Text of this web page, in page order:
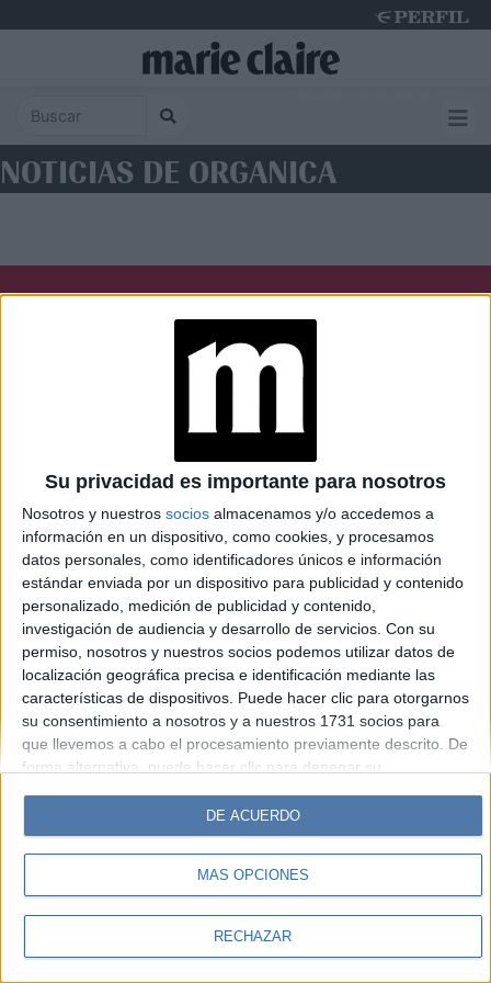
Su privacidad es importante para nosotros
Nosotros y nuestros socios almacenamos y/o accedemos a
información en un dispositivo, como cookies, y procesamos
datos personales, como identificadores únicos e información
estándar enviada por un dispositivo para publicidad y contenido
personalizado, medición de publicidad y contenido,
investigación de audiencia y desarrollo de servicios. Con su
permiso, nosotros y nuestros socios podemos utilizar datos de
localización geográfica precisa e identificación mediante las
características de dispositivos. Puede hacer clic para otorgarnos
su consentimiento a nosotros y a nuestros 1731 socios para
que llevemos a cabo el procesamiento previamente descrito. De
forma alternativa, puede hacer clic para denegar su
cambiar sus preferencias antes de otorgar su consentimiento.
Tenga en cuenta que algún procesamiento de sus datos
personales puede no requerir de su consentimiento, pero usted
tiene el derecho de rechazar tal procesamiento. Sus
sus preferencias o retirar su consentimiento en cualquier
MÁS OPCIONES
RECHAZAR
DE ACUERDO
NOTICIAS DE ORGANICA
Caras Noticias
Weekend Parabrisas
Look
Luz Mía Lunateen Break BATimes
© Perfil.com 2006-2019 - Todos los derechos reservados
Registro de Propiedad Intelectual: Nro. 5346433